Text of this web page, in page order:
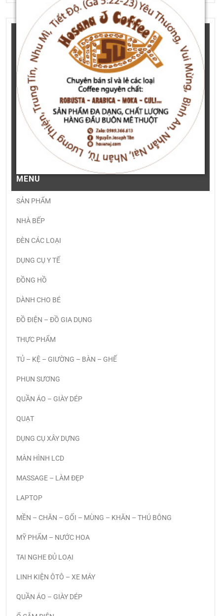
MENU
SẢN PHẨM
NHÀ BẾP
ĐÈN CÁC LOẠI
DỤNG CỤ Y TẾ
ĐỒNG HỒ
DÀNH CHO BÉ
ĐỒ ĐIỆN – ĐỒ GIA DỤNG
THỰC PHẨM
TỦ – KỆ – GIƯỜNG – BÀN – GHẾ
PHUN SƯƠNG
QUẦN ÁO – GIÀY DÉP
QUẠT
DỤNG CỤ XÂY DỰNG
MÀN HÌNH LCD
MASSAGE – LÀM ĐẸP
LAPTOP
MỀN – CHĂN – GỐI – MÙNG – KHĂN – THÚ BÔNG
MỸ PHẨM – NƯỚC HOA
TAI NGHE ĐỦ LOẠI
LINH KIỆN ÔTÔ – XE MÁY
QUẦN ÁO – GIÀY DÉP